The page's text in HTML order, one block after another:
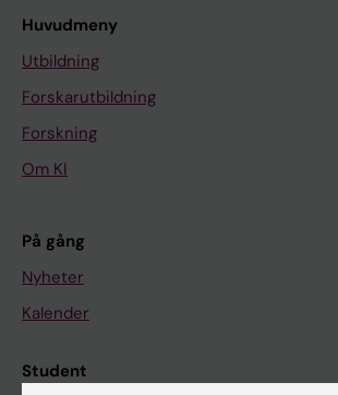
Huvudmeny
Utbildning
Forskarutbildning
Forskning
Om KI
På gång
Nyheter
Kalender
Student